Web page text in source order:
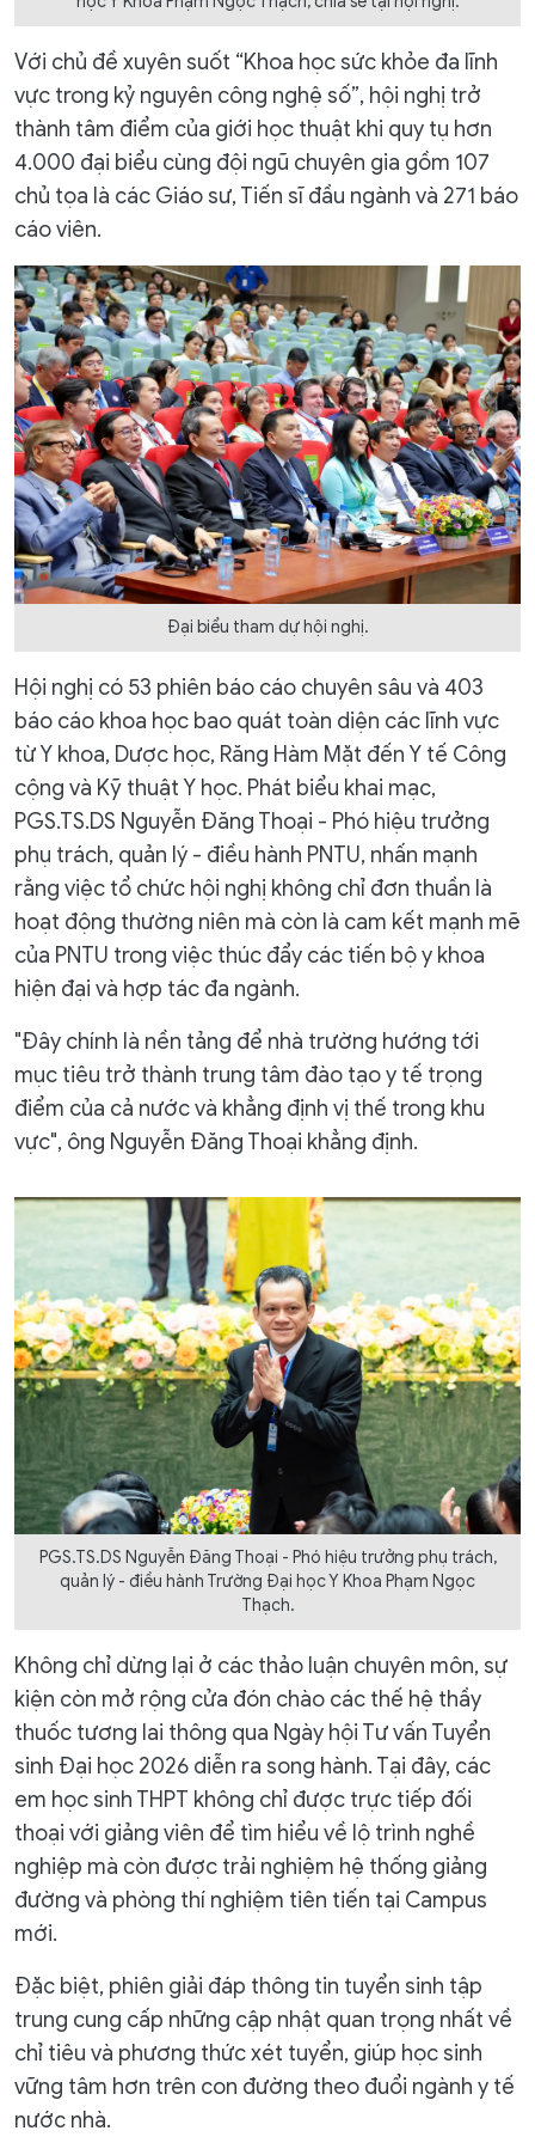
Với chủ đề xuyên suốt “Khoa học sức khỏe đa lĩnh
vực trong kỷ nguyên công nghệ số”, hội nghị trở
thành tâm điểm của giới học thuật khi quy tụ hơn
4.000 đại biểu cùng đội ngũ chuyên gia gồm 107
chủ tọa là các Giáo sư, Tiến sĩ đầu ngành và 271 báo
cáo viên.
Đại biểu tham dự hội nghị.
Hội nghị có 53 phiên báo cáo chuyên sâu và 403
báo cáo khoa học bao quát toàn diện các lĩnh vực
từ Y khoa, Dược học, Răng Hàm Mặt đến Y tế Công
cộng và Kỹ thuật Y học. Phát biểu khai mạc,
PGS.TS.DS Nguyễn Đăng Thoại - Phó hiệu trưởng
phụ trách, quản lý - điều hành PNTU, nhấn mạnh
rằng việc tổ chức hội nghị không chỉ đơn thuần là
hoạt động thường niên mà còn là cam kết mạnh mẽ
của PNTU trong việc thúc đẩy các tiến bộ y khoa
hiện đại và hợp tác đa ngành.
"Đây chính là nền tảng để nhà trường hướng tới
mục tiêu trở thành trung tâm đào tạo y tế trọng
điểm của cả nước và khẳng định vị thế trong khu
vực", ông Nguyễn Đăng Thoại khẳng định.
PGS.TS.DS Nguyễn Đăng Thoại - Phó hiệu trưởng phụ trách,
quản lý - điều hành Trường Đại học Y Khoa Phạm Ngọc
Thạch.
Không chỉ dừng lại ở các thảo luận chuyên môn, sự
kiện còn mở rộng cửa đón chào các thế hệ thầy
thuốc tương lai thông qua Ngày hội Tư vấn Tuyển
sinh Đại học 2026 diễn ra song hành. Tại đây, các
em học sinh THPT không chỉ được trực tiếp đối
thoại với giảng viên để tìm hiểu về lộ trình nghề
nghiệp mà còn được trải nghiệm hệ thống giảng
đường và phòng thí nghiệm tiên tiến tại Campus
mới.
Đặc biệt, phiên giải đáp thông tin tuyển sinh tập
trung cung cấp những cập nhật quan trọng nhất về
chỉ tiêu và phương thức xét tuyển, giúp học sinh
vững tâm hơn trên con đường theo đuổi ngành y tế
nước nhà.